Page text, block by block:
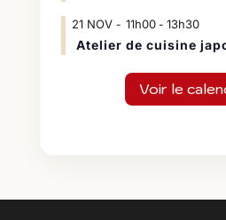
21 NOV 11h00- 13h30
Atelier de cuisine
Voir le